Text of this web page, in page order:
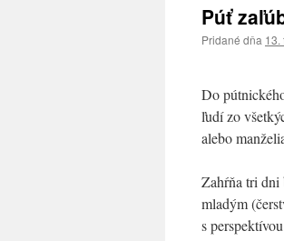
Púť
Pridané dňa 13.
Do
ľudí zo
alebo
Zahŕňa tri dni
mladým
s